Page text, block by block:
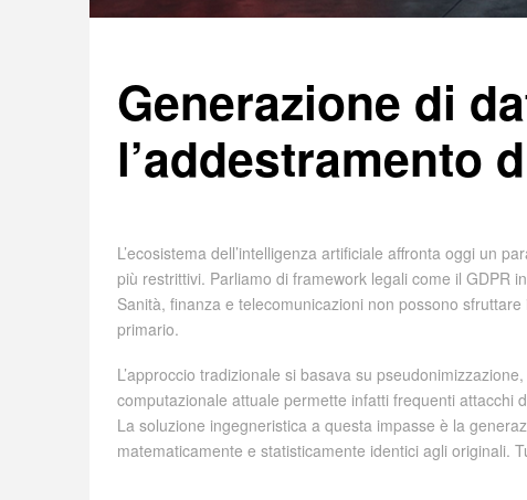
Generazione di
l’addestramento
L’ecosistema dell’intelligenza artificiale affronta oggi un
più restrittivi. Parliamo di framework legali come il GDPR
Sanità, finanza e telecomunicazioni non possono
primario.
L’approccio tradizionale si basava su
computazionale attuale permette infatti frequenti attacchi
La soluzione ingegneristica a questa impasse è la
matematicamente e statisticamente identici agli originali.